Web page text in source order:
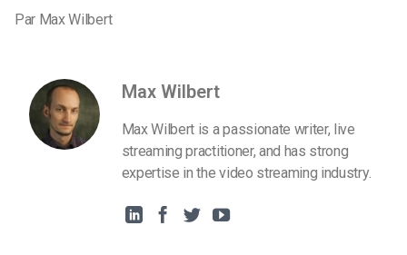
Par Max Wilbert
Max Wilbert
Max Wilbert is a passionate writer, live
streaming practitioner, and has strong
expertise in the video streaming industry.